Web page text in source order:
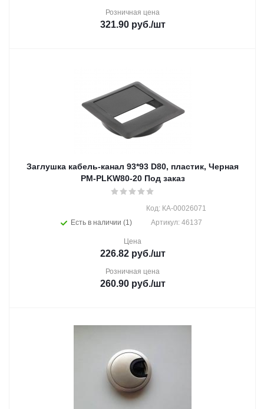
Розничная цена
321.90руб./шт
Заглушка кабель-канал 93*93 D80, пластик, Черная
PM-PLKW80-20 Под заказ
Есть в наличии (1)
Код: КА-00026071
Артикул: 46137
Цена
226.82руб./шт
Розничная цена
260.90руб./шт